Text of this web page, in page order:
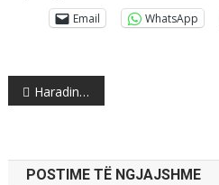
Email WhatsApp
Post
navigation
Haradinaj: Ky është viti i konsolidimit si shtet dhe i përmbylljes së temave të hapura
POSTIME TË NGJAJSHME